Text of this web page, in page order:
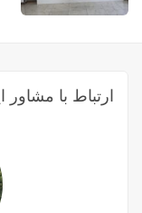
ارتباط با